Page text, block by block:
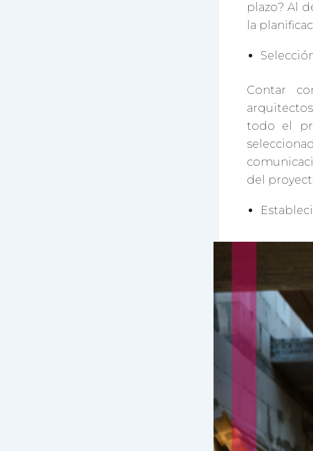
plazo? Al
la
Contar
todo el
del